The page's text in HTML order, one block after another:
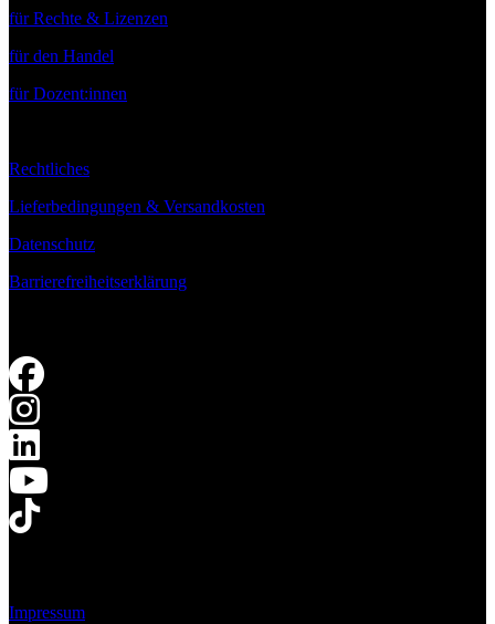
für Rechte & Lizenzen
für den Handel
für Dozent:innen
Rechtliches
Lieferbedingungen & Versandkosten
Datenschutz
Barrierefreiheitserklärung
Impressum